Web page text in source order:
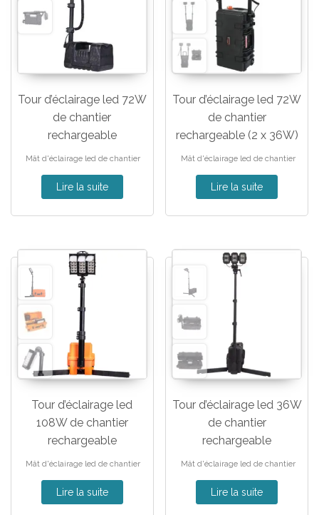
Tour d’éclairage led 72W
de chantier
rechargeable
Mât d'éclairage led de chantier
Lire la suite
Tour d’éclairage led 72W
de chantier
rechargeable (2 x 36W)
Mât d'éclairage led de chantier
Lire la suite
Tour d’éclairage led
108W de chantier
rechargeable
Mât d'éclairage led de chantier
Lire la suite
Tour d’éclairage led 36W
de chantier
rechargeable
Mât d'éclairage led de chantier
Lire la suite